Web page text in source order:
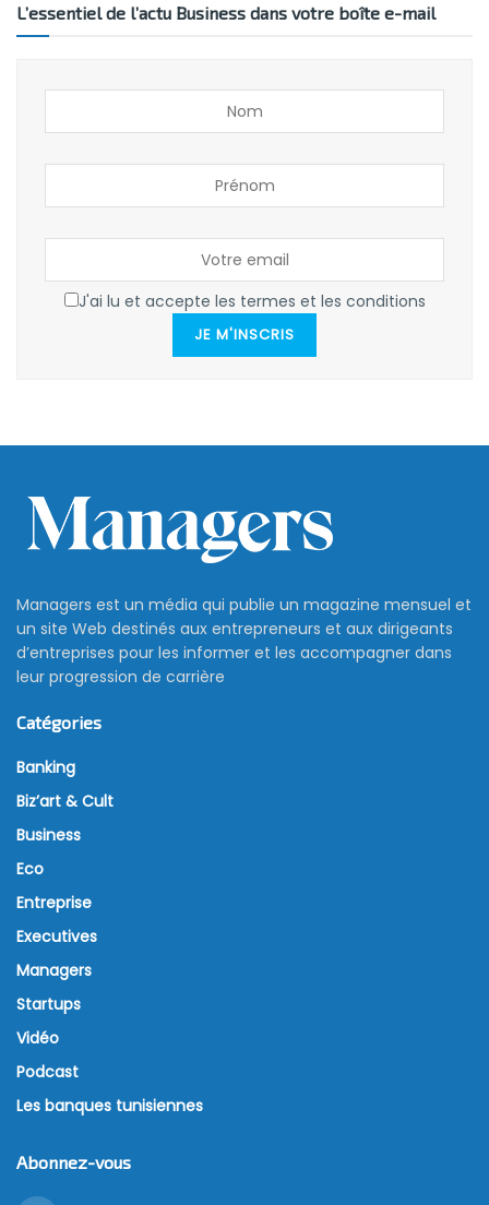
L’essentiel de l’actu Business dans votre boîte e-mail
J'ai lu et accepte les termes et les conditions
JE M'INSCRIS
Managers est un média qui publie un magazine mensuel et
un site Web destinés aux entrepreneurs et aux dirigeants
d’entreprises pour les informer et les accompagner dans
leur progression de carrière
Catégories
Banking
Biz’art & Cult
Business
Eco
Entreprise
Executives
Managers
Startups
Vidéo
Podcast
Les banques tunisiennes
Abonnez-vous